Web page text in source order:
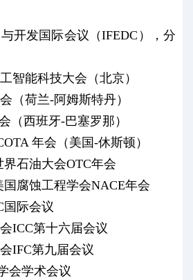
开发国际会议（IFEDC），分
智能科技大会（北京）
（荷兰-阿姆斯特丹）
（西班牙-巴塞罗那）
年会（美国-休斯顿）
界石油大会OTC年会
国腐蚀工程学会NACE年会
国际会议
ICC第十六届会议
IFC第九届会议
会学术会议